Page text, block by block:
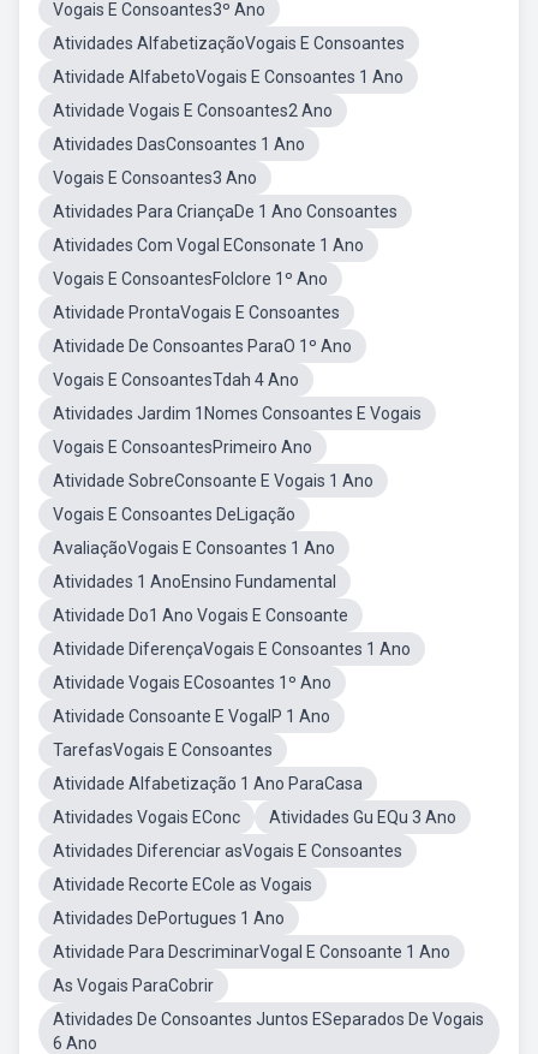
Vogais E Consoantes3º Ano
Atividades AlfabetizaçãoVogais E Consoantes
Atividade AlfabetoVogais E Consoantes 1 Ano
Atividade Vogais E Consoantes2 Ano
Atividades DasConsoantes 1 Ano
Vogais E Consoantes3 Ano
Atividades Para CriançaDe 1 Ano Consoantes
Atividades Com Vogal EConsonate 1 Ano
Vogais E ConsoantesFolclore 1º Ano
Atividade ProntaVogais E Consoantes
Atividade De Consoantes ParaO 1º Ano
Vogais E ConsoantesTdah 4 Ano
Atividades Jardim 1Nomes Consoantes E Vogais
Vogais E ConsoantesPrimeiro Ano
Atividade SobreConsoante E Vogais 1 Ano
Vogais E Consoantes DeLigação
AvaliaçãoVogais E Consoantes 1 Ano
Atividades 1 AnoEnsino Fundamental
Atividade Do1 Ano Vogais E Consoante
Atividade DiferençaVogais E Consoantes 1 Ano
Atividade Vogais ECosoantes 1º Ano
Atividade Consoante E VogalP 1 Ano
TarefasVogais E Consoantes
Atividade Alfabetização 1 Ano ParaCasa
Atividades Vogais EConc
Atividades Gu EQu 3 Ano
Atividades Diferenciar asVogais E Consoantes
Atividade Recorte ECole as Vogais
Atividades DePortugues 1 Ano
Atividade Para DescriminarVogal E Consoante 1 Ano
As Vogais ParaCobrir
Atividades De Consoantes Juntos ESeparados De Vogais
6 Ano